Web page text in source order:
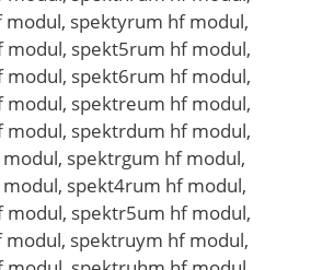
spektyrum hf modul,
modul, spekt5rum hf modul,
modul, spekt6rum hf modul,
modul, spektreum hf modul,
modul, spektrdum hf modul,
spektrgum hf modul,
spekt4rum hf modul,
modul, spektr5um hf modul,
spektruym hf modul,